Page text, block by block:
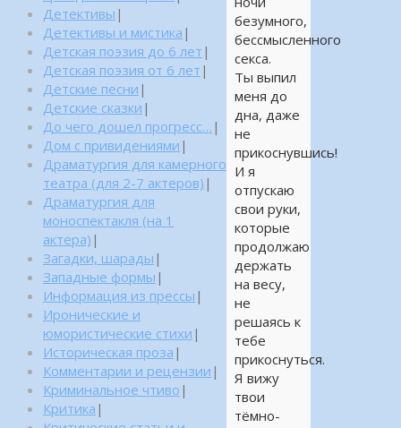
безумного,
бессмысленного
секса.
Ты выпил
меня до
дна, даже
не
прикоснувшись!
И я
отпускаю
свои руки,
которые
продолжаю
держать
на весу,
не
решаясь к
тебе
прикоснуться.
Я вижу
твои
тёмно-
Детективы |
Детективы и мистика |
Детская поэзия до 6 лет |
Детская поэзия от 6 лет |
Детские песни |
Детские сказки |
До чего дошел прогресс… |
Дом с привидениями |
Драматургия для камерного
театра (для 2-7 актеров) |
Драматургия для
моноспектакля (на 1
актера) |
Загадки, шарады |
Западные формы |
Информация из прессы |
Иронические и
юмористические стихи |
Историческая проза |
Комментарии и рецензии |
Криминальное чтиво |
Критика |